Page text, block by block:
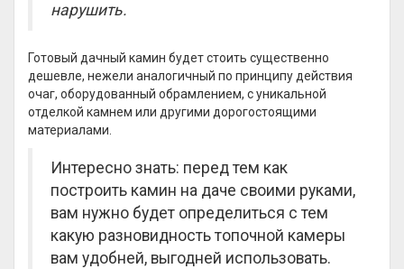
нарушить.
Готовый дачный камин будет стоить существенно
дешевле, нежели аналогичный по принципу действия
очаг, оборудованный обрамлением, с уникальной
отделкой камнем или другими дорогостоящими
материалами.
Интересно знать: перед тем как
построить камин на даче своими руками,
вам нужно будет определиться с тем
какую разновидность топочной камеры
вам удобней, выгодней использовать.